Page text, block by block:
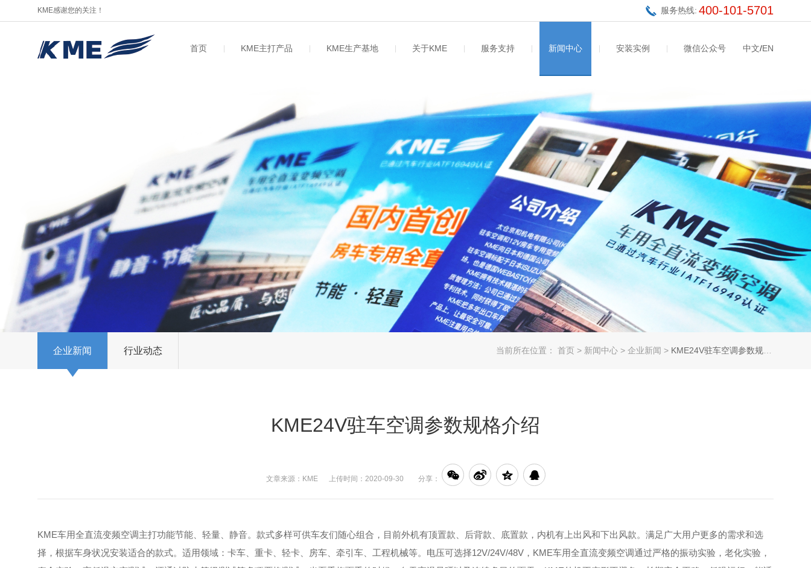
KME感谢您的关注！ 服务热线: 400-101-5701
中文/EN
首页 KME主打产品 KME生产基地 关于KME 服务支持 新闻中心 安装实例 微信公众号
企业新闻 行业动态 当前所在位置： 首页 > 新闻中心 > 企业新闻 > KME24V驻车空调参数规格介绍
KME24V驻车空调参数规格介绍
文章来源：KME 上传时间：2020-09-30 分享：
KME车用全直流变频空调主打功能节能、轻量、静音。款式多样可供车友们随心组合，目前外机有顶置款、后背款、底置款，内机有上出风和下出风款。满足广大用户更多的需求和选
择，根据车身状况安装适合的款式。适用领域：卡车、重卡、轻卡、房车、牵引车、工程机械等。电压可选择12V/24V/48V，KME车用全直流变频空调通过严格的振动实验，老化实验，